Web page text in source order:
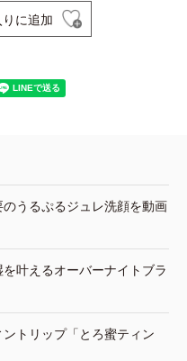
に追加
のうるぷるジュレ洗顔を動画
叶えるオーバーナイトブラ
ントリップ「とろ蜜ティン